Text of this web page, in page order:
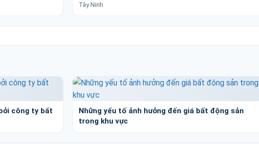
Tây Ninh
công ty bất
Những yếu tố ảnh hưởng đến giá bất động sản
trong khu vực